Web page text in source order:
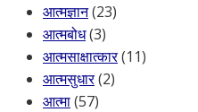
आत्मज्ञान(23)
आत्मबोध(3)
आत्मसाक्षात्कार(11)
आत्मसुधार(2)
आत्मा(57)